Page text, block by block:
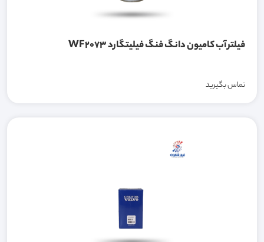
فیلتر آب کامیون دانگ فنگ فیلیتگارد WF2073
تماس بگیرید